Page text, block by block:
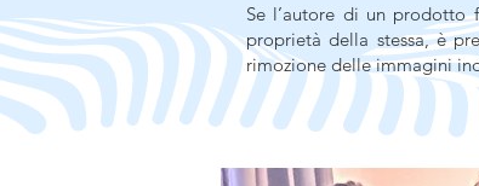
Se l’autore di un
proprietà della stessa, è
rimozione delle immagini